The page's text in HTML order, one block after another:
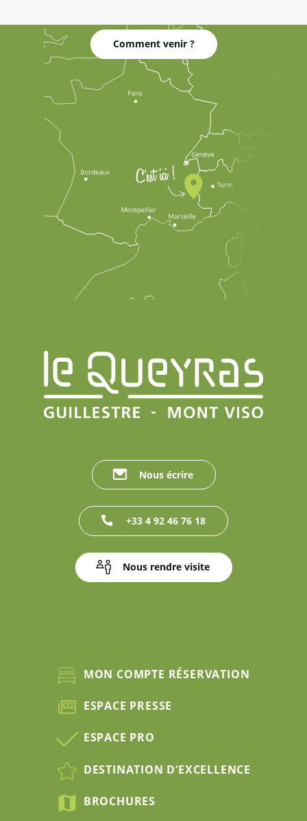
Comment venir ?
Nous écrire
+33 4 92 46 76 18
Nous rendre visite
MON COMPTE RÉSERVATION
ESPACE PRESSE
ESPACE PRO
DESTINATION D’EXCELLENCE
BROCHURES